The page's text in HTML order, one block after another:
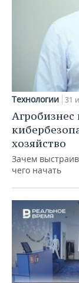
Технологии 31
хозяйство
Зачем
чего начать